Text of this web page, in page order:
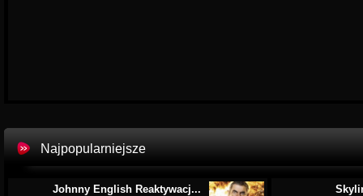
Najpopularniejsze
Johnny English Reaktywacj...